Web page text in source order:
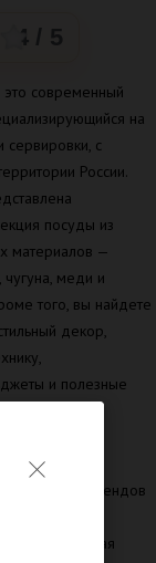
4 / 5
современный
на
сервировки, с
России.
посуды из
материалов —
меди и
того, вы найдете
декор,
и полезные
мировых брендов
Такая